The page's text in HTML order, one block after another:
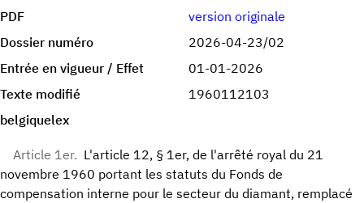
PDF
version originale
Dossier numéro
2026-04-23/02
Entrée en vigueur / Effet
01-01-2026
Texte modifié
1960112103
belgiquelex
Article 1er. L'article 12, § 1er, de l'arrêté royal du 21
novembre 1960 portant les statuts du Fonds de
compensation interne pour le secteur du diamant, remplacé